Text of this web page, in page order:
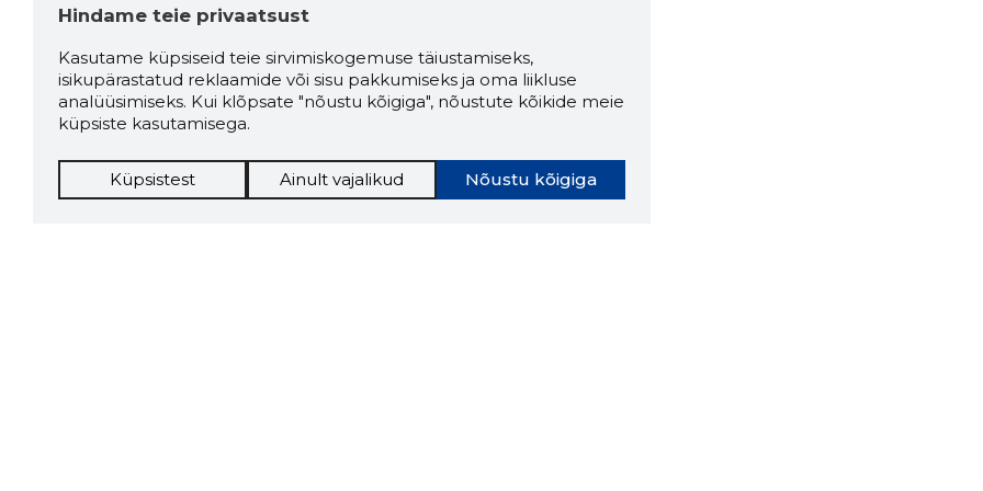
Hindame teie privaatsust
Kasutame küpsiseid teie sirvimiskogemuse täiustamiseks,
isikupärastatud reklaamide või sisu pakkumiseks ja oma liikluse
analüüsimiseks. Kui klõpsate "nõustu kõigiga", nõustute kõikide meie
küpsiste kasutamisega.
Nõustu kõigiga
Küpsistest Ainult vajalikud